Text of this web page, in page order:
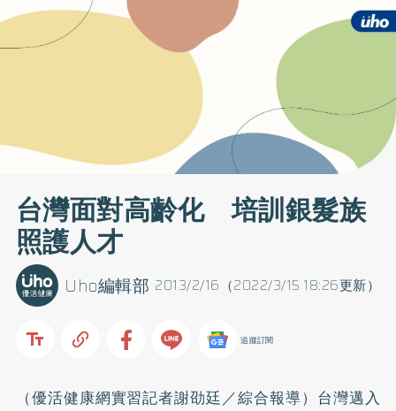
台灣面對高齡化 培訓銀髮族
照護人才
2013/2/16（2022/3/15 18:26更新）
Uho編輯部
追蹤訂閱
（優活健康網實習記者謝劭廷／綜合報導）台灣邁入